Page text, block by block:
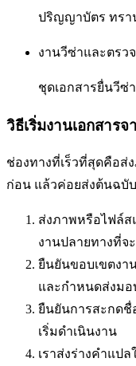
ปริญญาบัตร ทรา
งานวีซ่าและตรว
ชุดเอกสารยื่นวีซ่
วิธีเริ่มงานเอกสาร
ช่องทางที่เร็วที่สุดคือส่
ก่อน แล้วค่อยส่งต้นฉบั
ส่งภาพหรือไฟล์ส
งานปลายทางที่จ
ยืนยันขอบเขตงา
และกำหนดส่งมอ
ยืนยันการสะกดชื่
เริ่มดำเนินงาน
เราส่งร่างคำแป